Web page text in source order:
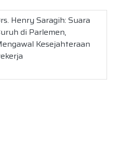
Henry Saragih: Suara
di Parlemen,
Kesejahteraan